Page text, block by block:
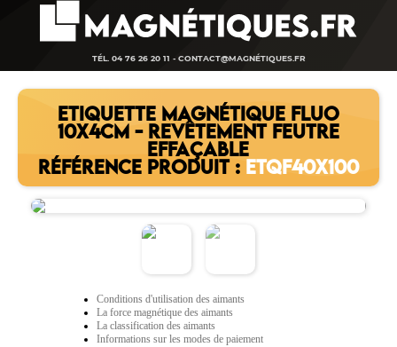
TÉL. 04 76 26 20 11 - CONTACT@MAGNÉTIQUES.FR
ETIQUETTE MAGNÉTIQUE FLUO
10X4CM - REVÊTEMENT FEUTRE
EFFAÇABLE
RÉFÉRENCE PRODUIT : ETQF40X100
Conditions d'utilisation des aimants
La force magnétique des aimants
La classification des aimants
Informations sur les modes de paiement